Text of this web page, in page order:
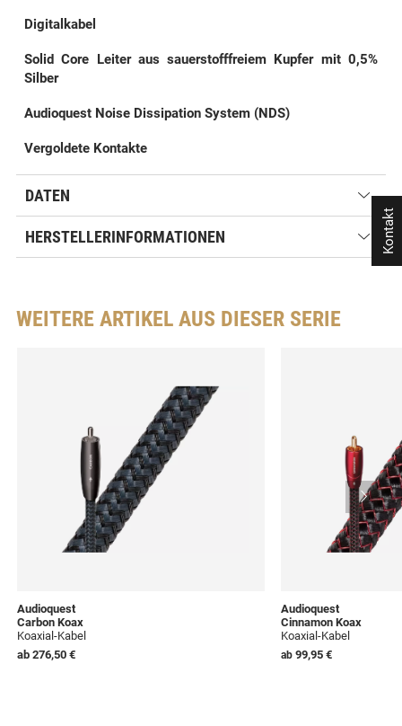
Digitalkabel
Solid Core Leiter aus sauerstofffreiem Kupfer mit 0,5%
Silber
Audioquest Noise Dissipation System (NDS)
Vergoldete Kontakte
DATEN
HERSTELLERINFORMATIONEN
WEITERE ARTIKEL AUS DIESER SERIE
Audioquest
Carbon Koax
Koaxial-Kabel
ab 276,50 €
Audioquest
Cinnamon Koax
Koaxial-Kabel
ab 99,95 €
Kontakt